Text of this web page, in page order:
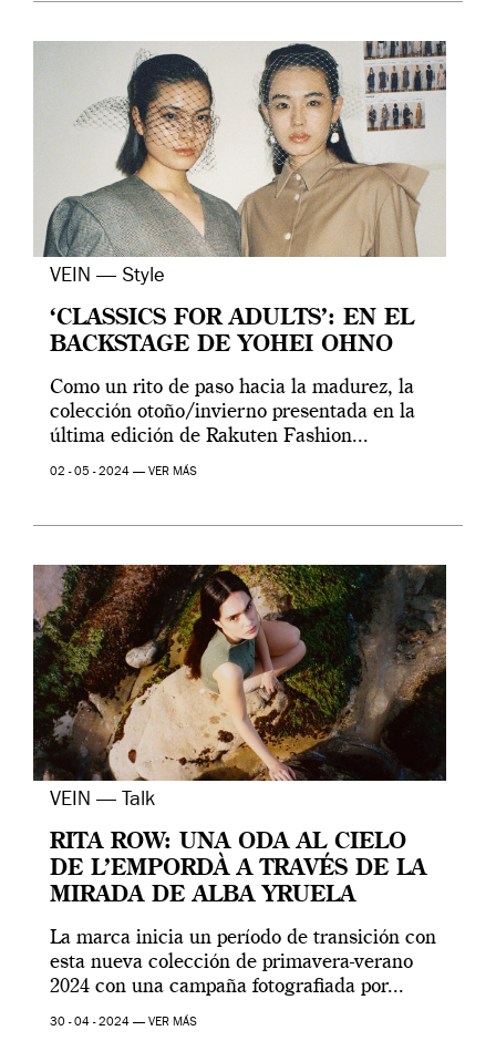
VEIN — Style
‘CLASSICS FOR ADULTS’: EN EL
BACKSTAGE DE YOHEI OHNO
Como un rito de paso hacia la madurez, la
colección otoño/invierno presentada en la
última edición de Rakuten Fashion...
02 - 05 - 2024 — VER MÁS
VEIN — Talk
RITA ROW: UNA ODA AL CIELO
DE L’EMPORDÀ A TRAVÉS DE LA
MIRADA DE ALBA YRUELA
La marca inicia un período de transición con
esta nueva colección de primavera-verano
2024 con una campaña fotografiada por...
30 - 04 - 2024 — VER MÁS